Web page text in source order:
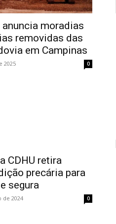
anuncia moradias
removidas das
em Campinas
2025 0
CDHU retira
precária para
segura
de 2024 0